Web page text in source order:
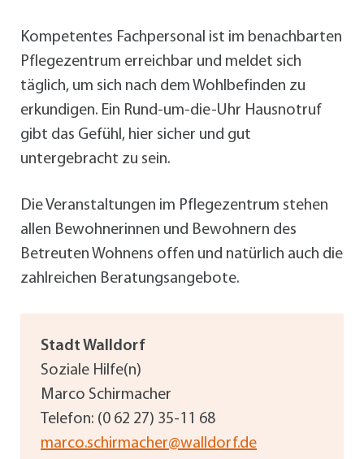
Kompetentes Fachpersonal ist im benachbarten
Pflegezentrum erreichbar und meldet sich
täglich, um sich nach dem Wohlbefinden zu
erkundigen. Ein Rund-um-die-Uhr Hausnotruf
gibt das Gefühl, hier sicher und gut
untergebracht zu sein.
Die Veranstaltungen im Pflegezentrum stehen
allen Bewohnerinnen und Bewohnern des
Betreuten Wohnens offen und natürlich auch die
zahlreichen Beratungsangebote.
Stadt Walldorf
Soziale Hilfe(n)
Marco Schirmacher
Telefon: (0 62 27) 35-11 68
marco.schirmacher@walldorf.de